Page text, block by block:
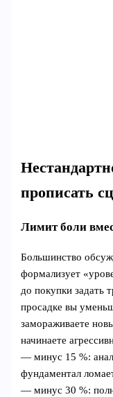
прописать
Лимит боли
Большинство
формализует
до покупки задать
просадке вы
замораживаете
начинаете
— минус 15 %:
фундаментал
— минус 30 %: